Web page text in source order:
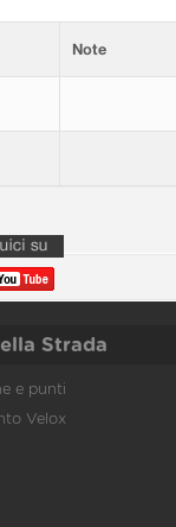
Note
Strada
e punti
Velox